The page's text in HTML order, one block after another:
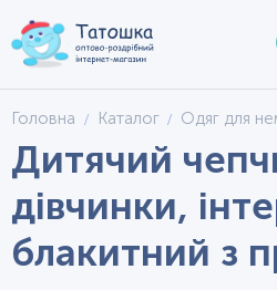
Головна Каталог Одяг для
Дитячий
дівчинки,
блакитний з